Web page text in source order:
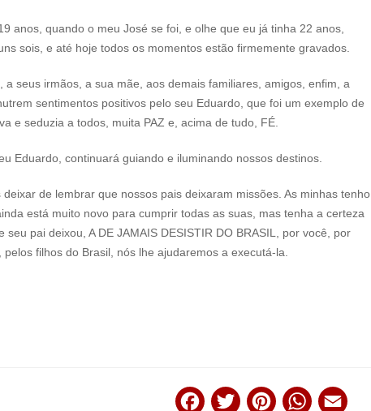
anos, quando o meu José se foi, e olhe que eu já tinha 22 anos,
sois, e até hoje todos os momentos estão firmemente gravados.
a seus irmãos, a sua mãe, aos demais familiares, amigos, enfim, a
sentimentos positivos pelo seu Eduardo, que foi um exemplo de
e seduzia a todos, muita PAZ e, acima de tudo, FÉ.
Eduardo, continuará guiando e iluminando nossos destinos.
de lembrar que nossos pais deixaram missões. As minhas tenho
está muito novo para cumprir todas as suas, mas tenha a certeza
seu pai deixou, A DE JAMAIS DESISTIR DO BRASIL, por você, por
filhos do Brasil, nós lhe ajudaremos a executá-la.
Facebook
Twitter PinterestWhatsApp